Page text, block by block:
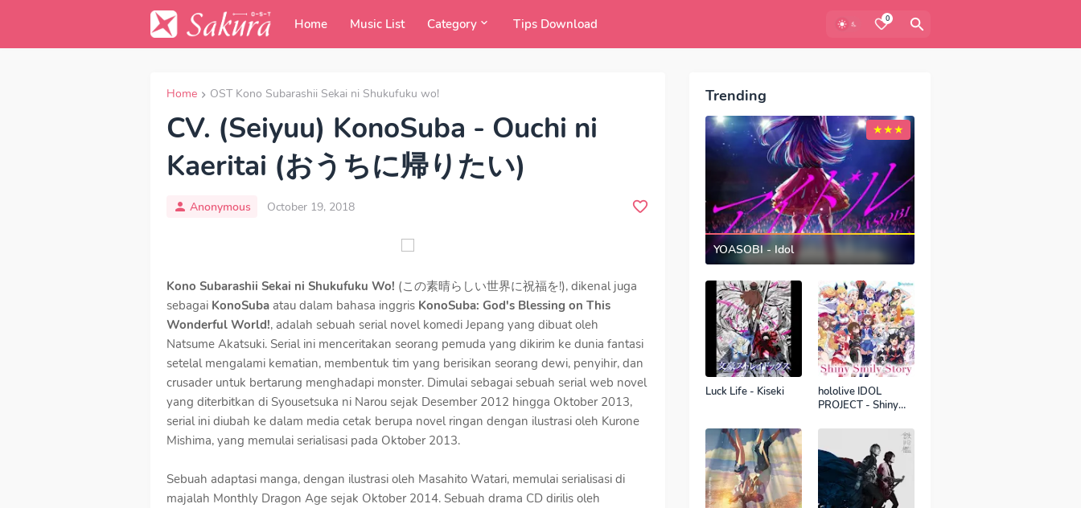
Home Music List Category Tips Download 0
Home OST Kono Subarashii Sekai ni Shukufuku wo!
CV. (Seiyuu) KonoSuba - Ouchi ni
Kaeritai (おうちに帰りたい)
Anonymous October 19, 2018
Kono Subarashii Sekai ni Shukufuku Wo! (この素晴らしい世界に祝福を!), dikenal juga
sebagai KonoSuba atau dalam bahasa inggris KonoSuba: God's Blessing on This
Wonderful World!, adalah sebuah serial novel komedi Jepang yang dibuat oleh
Natsume Akatsuki. Serial ini menceritakan seorang pemuda yang dikirim ke dunia fantasi
setelal mengalami kematian, membentuk tim yang berisikan seorang dewi, penyihir, dan
crusader untuk bertarung menghadapi monster. Dimulai sebagai sebuah serial web novel
yang diterbitkan di Syousetsuka ni Narou sejak Desember 2012 hingga Oktober 2013,
serial ini diubah ke dalam media cetak berupa novel ringan dengan ilustrasi oleh Kurone
Mishima, yang memulai serialisasi pada Oktober 2013.
Sebuah adaptasi manga, dengan ilustrasi oleh Masahito Watari, memulai serialisasi di
majalah Monthly Dragon Age sejak Oktober 2014. Sebuah drama CD dirilis oleh
Trending
YOASOBI - Idol
Luck Life - Kiseki
hololive IDOL
PROJECT - Shiny